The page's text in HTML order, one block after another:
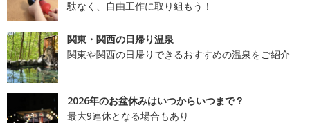
駄なく、自由工作に取り組もう！
関東・関西の日帰り温泉
関東や関西の日帰りできるおすすめの温泉をご紹介
2026年のお盆休みはいつからいつまで？
最大9連休となる場合もあり